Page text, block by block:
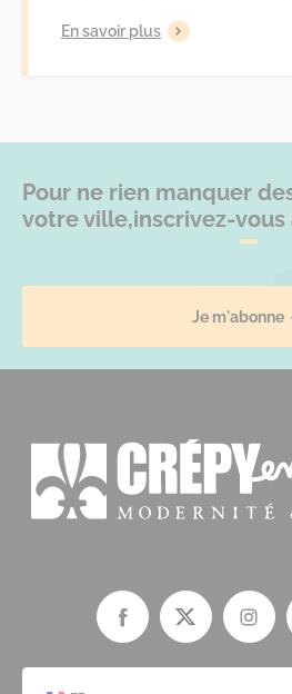
En savoir plus
Pour ne rien manquer
votre ville,inscrivez-
Je m'abonne